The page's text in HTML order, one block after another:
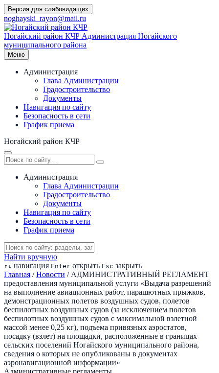
Перейти
к
содержимому
Версия для слабовидящих
noghayski_rayon@mail.ru
Ногайский район КЧР Администрация Ногайского
муниципального района
Меню
Администрация
Глава Администрации
Градостроительство
Документы
Навигация по сайту
Безопасность в сети
График приема
Ногайский район КЧР
Администрация
Глава Администрации
Градостроительство
Документы
Навигация по сайту
Безопасность в сети
График приема
Найти вручную
↑ ↓ навигация Enter открыть Esc закрыть
Главная / Новости / АДМИНИСТРАТИВНЫЙ РЕГЛАМЕНТ
предоставления муниципальной услуги «Выдача разрешений
на выполнение авиационных работ, парашютных прыжков,
демонстрационных полетов воздушных судов, полетов
беспилотных воздушных судов (за исключением полетов
беспилотных воздушных судов с максимальной взлетной
массой менее 0,25 кг), подъема привязных аэростатов,
посадку (взлет) на площадки, расположенные в границах
сельских поселений Ногайского муниципального района,
сведения о которых не опубликованы в документах
аэронавигационной информации»
Административные регламенты